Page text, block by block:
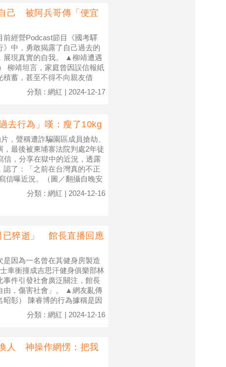
己 被阿兵哥傳「便宜
前經營Podcast節目《國考驛
中，勇敢揭露了自己過去的
展現真實的自我。 ▲柳靖遭遇
柳靖坦言，家庭曾因誤信報紙
積蓄，甚至不得不向親友借
分類 : 網紅 | 2024-12-17
去行為」嘆：瘦了10kg
，聲稱遭詐騙園區成員搶劫、
最後被柬埔寨法院判處2年徒
信，分享在獄中的近況，透露
了：「之前在台灣真的不正
信曝近況。（圖／翻攝自晚安
分類 : 網紅 | 2024-12-16
已猝逝」 館長直播回應
因為一名曾在其健身房製造
車衝撞成吉思汗健身俱樂部林
事件引發社會廣泛關注，館長
由，傷害社會」。 ▲網友亂傳
昭彰） 陳睿博的行為據稱是因
分類 : 網紅 | 2024-12-16
人 神操作網愣：把我